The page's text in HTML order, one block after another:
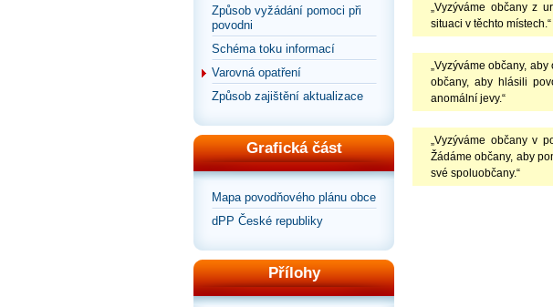
Způsob vyžádání pomoci při
povodni
Schéma toku informací
Varovná opatření
Způsob zajištění aktualizace
Grafická část
Mapa povodňového plánu obce
dPP České republiky
Přílohy
„Vyzýváme občany z
situaci v těchto místech.“
„Vyzýváme občany,
občany, aby hlásili
anomální jevy.“
„Vyzýváme občany v
Žádáme občany, aby
své spoluobčany.“